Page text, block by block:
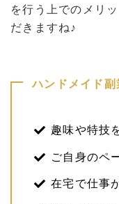
を行う上でのメリ
だきますね♪
ハンドメイド副
趣味や特技
ご自身のペ
在宅で仕事